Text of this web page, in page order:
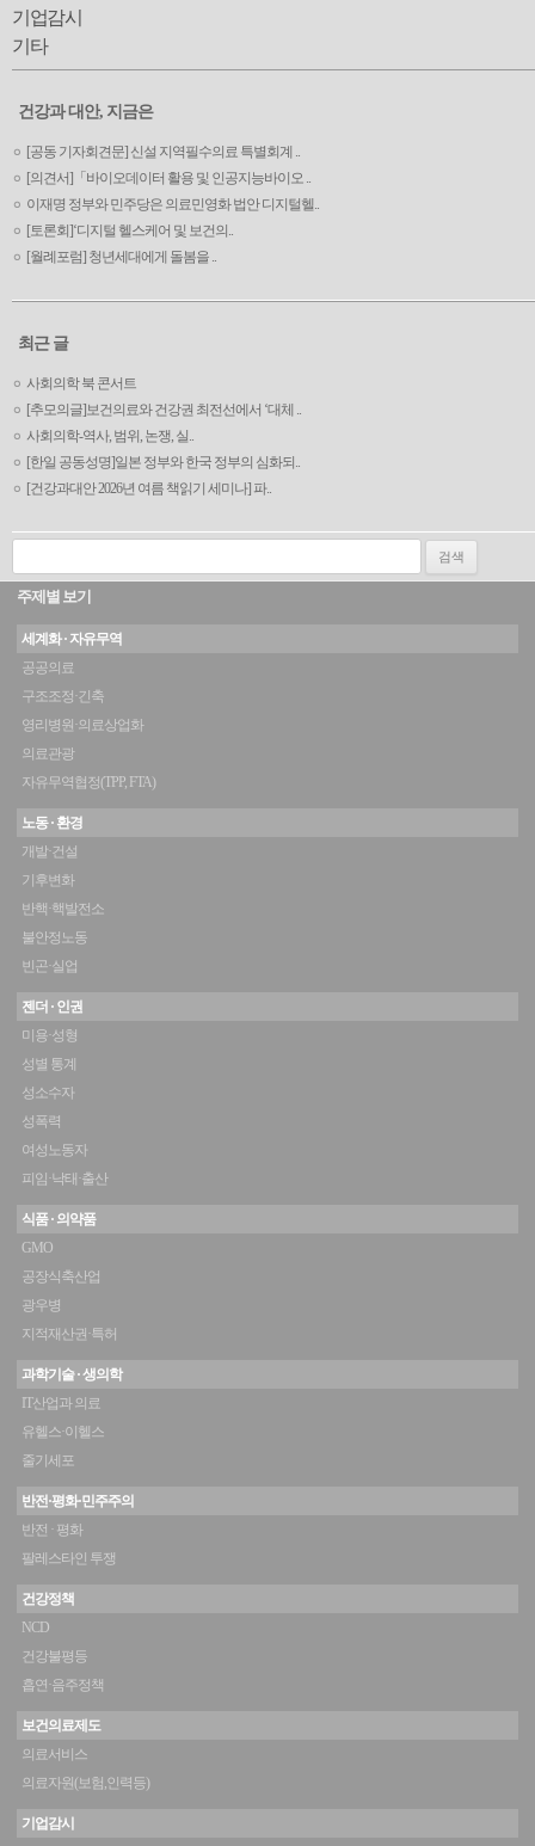
기업감시
기타
건강과 대안, 지금은
[공동 기자회견문] 신설 지역필수의료 특별회계 ..
[의견서]「바이오데이터 활용 및 인공지능바이오 ..
이재명 정부와 민주당은 의료민영화 법안 디지털헬..
[토론회]‘디지털 헬스케어 및 보건의..
[월례포럼] 청년세대에게 돌봄을 ..
최근 글
사회의학 북 콘서트
[추모의글]보건의료와 건강권 최전선에서 ‘대체 ..
사회의학-역사, 범위, 논쟁, 실..
[한일 공동성명]일본 정부와 한국 정부의 심화되..
[건강과대안 2026년 여름 책읽기 세미나] 파..
검색:
주제별 보기
세계화 · 자유무역
공공의료
구조조정·긴축
영리병원·의료상업화
의료관광
자유무역협정(TPP, FTA)
노동 · 환경
개발·건설
기후변화
반핵·핵발전소
불안정노동
빈곤·실업
젠더 · 인권
미용·성형
성별 통계
성소수자
성폭력
여성노동자
피임·낙태·출산
식품 · 의약품
GMO
공장식축산업
광우병
지적재산권·특허
과학기술 · 생의학
IT산업과 의료
유헬스·이헬스
줄기세포
반전·평화·민주주의
반전 · 평화
팔레스타인 투쟁
건강정책
NCD
건강불평등
흡연·음주정책
보건의료제도
의료서비스
의료자원(보험,인력등)
기업감시